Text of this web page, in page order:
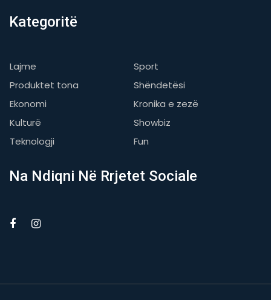
Kategoritë
Lajme
Sport
Produktet tona
Shëndetësi
Ekonomi
Kronika e zezë
Kulturë
Showbiz
Teknologji
Fun
Na Ndiqni Në Rrjetet Sociale